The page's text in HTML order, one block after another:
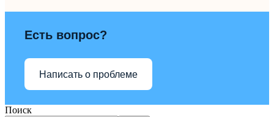
Есть вопрос?
Написать о проблеме
Поиск